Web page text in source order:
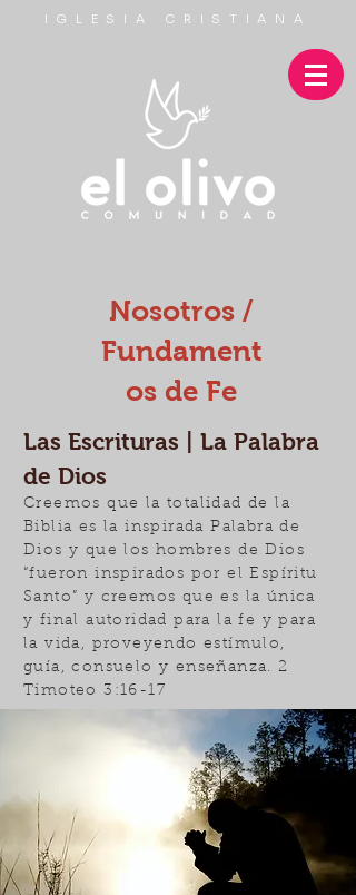
IGLESIA CRISTIANA
Nosotros /
Fundament
os de Fe
Las Escrituras | La Palabra
de Dios
Creemos que la totalidad de la
Biblia es la inspirada Palabra de
Dios y que los hombres de Dios
“fueron inspirados por el Espíritu
Santo” y creemos que es la única
y final autoridad para la fe y para
la vida, proveyendo estímulo,
guía, consuelo y enseñanza. 2
Timoteo 3:16-17